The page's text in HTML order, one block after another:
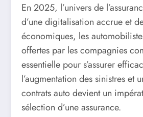
En 2025, l’univers de
d’une digitalisation accrue et
économiques, les
offertes par les compagnies
essentielle pour s’assurer
l’augmentation des sinistres
contrats auto devient un
sélection d’une assurance.